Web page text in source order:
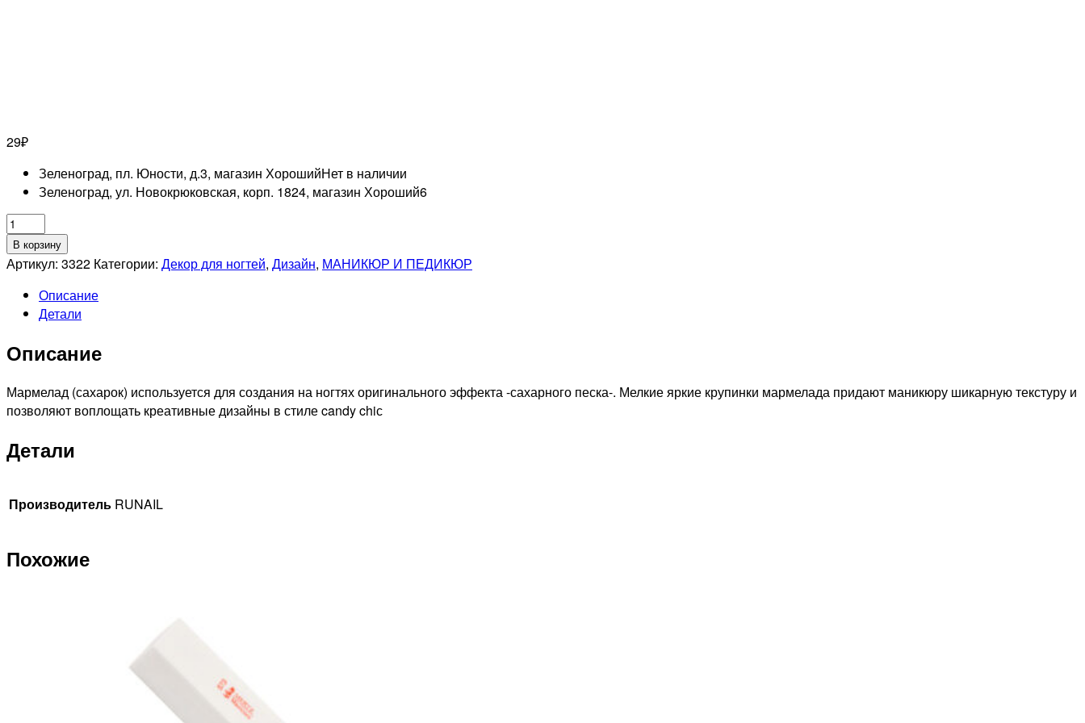
29₽
Зеленоград, пл. Юности, д.3, магазин ХорошийНет в наличии
Зеленоград, ул. Новокрюковская, корп. 1824, магазин Хороший6
Количество
товара
RUNAIL
для
ногтей:
(цвет:
В корзину
Артикул: 3322 Категории: Декор для ногтей, Дизайн, МАНИКЮР И ПЕДИКЮР
Описание
Детали
Описание
Мармелад (сахарок) используется для создания на ногтях оригинального эффекта -сахарного песка-. Мелкие яркие крупинки мармелада придают маникюру шикарную текстуру и
позволяют воплощать креативные дизайны в стиле candy chiс
Детали
Производитель RUNAIL
Похожие